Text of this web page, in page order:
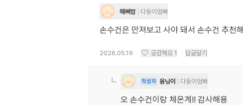
해삐맘 다둥이엄빠
손수건은 만져보고 사야 돼서 손수건 추천
2026.05.19 공감해요 1 답글달기
작성자 융닝이 다둥이엄빠
오 손수건이랑 체온계!! 감사해용